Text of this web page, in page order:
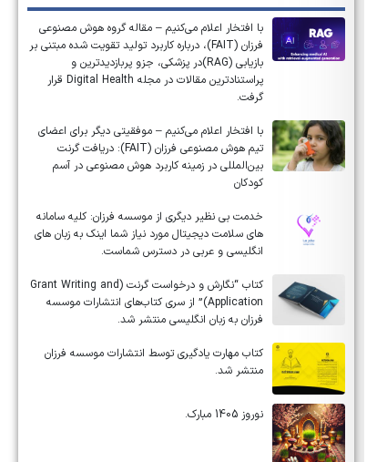
با افتخار اعلام می‌کنیم – مقاله گروه هوش مصنوعی
فرزان (FAIT)، درباره کاربرد تولید تقویت شده مبتنی بر
بازیابی (RAG)در پزشکی، جزو پربازدیدترین و
پراستنادترین مقالات در مجله Digital Health قرار
گرفت.
با افتخار اعلام می‌کنیم – موفقیتی دیگر برای اعضای
تیم هوش مصنوعی فرزان (FAIT): دریافت گرنت
بین‌المللی در زمینه کاربرد هوش مصنوعی در آسم
کودکان
خدمت بی نظیر دیگری از موسسه فرزان: کلیه سامانه
های سلامت دیجیتال مورد نیاز شما اینک به زبان های
انگلیسی و عربی در دسترس شماست.
کتاب “نگارش و درخواست گرنت (Grant Writing and
Application)” از سری کتاب‌های انتشارات موسسه
فرزان به زبان انگلیسی منتشر شد.
کتاب مهارت یادگیری توسط انتشارات موسسه فرزان
منتشر شد.
نوروز 1405 مبارک.